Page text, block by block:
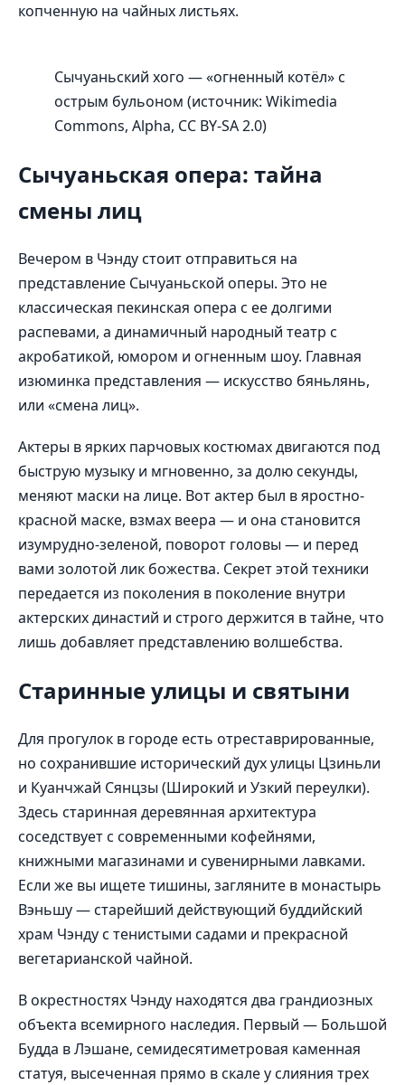
копченную на чайных листьях.
Сычуаньский хого — «огненный котёл» с
острым бульоном (источник: Wikimedia
Commons, Alpha, CC BY-SA 2.0)
Сычуаньская опера: тайна
смены лиц
Вечером в Чэнду стоит отправиться на
представление Сычуаньской оперы. Это не
классическая пекинская опера с ее долгими
распевами, а динамичный народный театр с
акробатикой, юмором и огненным шоу. Главная
изюминка представления — искусство бяньлянь,
или «смена лиц».
Актеры в ярких парчовых костюмах двигаются под
быструю музыку и мгновенно, за долю секунды,
меняют маски на лице. Вот актер был в яростно-
красной маске, взмах веера — и она становится
изумрудно-зеленой, поворот головы — и перед
вами золотой лик божества. Секрет этой техники
передается из поколения в поколение внутри
актерских династий и строго держится в тайне, что
лишь добавляет представлению волшебства.
Старинные улицы и святыни
Для прогулок в городе есть отреставрированные,
но сохранившие исторический дух улицы Цзиньли
и Куанчжай Сянцзы (Широкий и Узкий переулки).
Здесь старинная деревянная архитектура
соседствует с современными кофейнями,
книжными магазинами и сувенирными лавками.
Если же вы ищете тишины, загляните в монастырь
Вэньшу — старейший действующий буддийский
храм Чэнду с тенистыми садами и прекрасной
вегетарианской чайной.
В окрестностях Чэнду находятся два грандиозных
объекта всемирного наследия. Первый — Большой
Будда в Лэшане, семидесятиметровая каменная
статуя, высеченная прямо в скале у слияния трех